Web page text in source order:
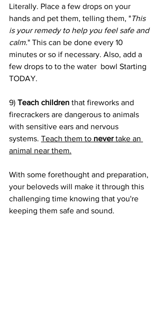
Literally. Place a few drops on your
hands and pet them, telling them, "This
is your remedy to help you feel safe and
calm." This can be done every 10
minutes or so if necessary. Also, add a
few drops to to the water  bowl Starting
TODAY.
9) Teach children that fireworks and
firecrackers are dangerous to animals
with sensitive ears and nervous
systems. Teach them to never take an
animal near them.
With some forethought and preparation,
your beloveds will make it through this
challenging time knowing that you're
keeping them safe and sound.